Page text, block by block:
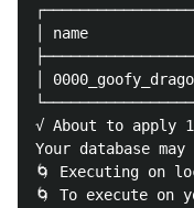
│ name
│
√ About to apply
Your database
🌀 Executing on
🌀 To execute